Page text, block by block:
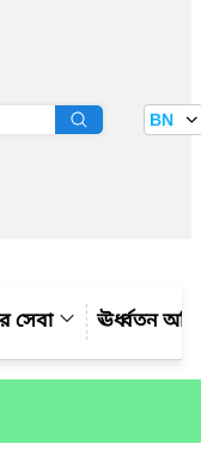
BN
সেবা ঊর্ধ্বতন